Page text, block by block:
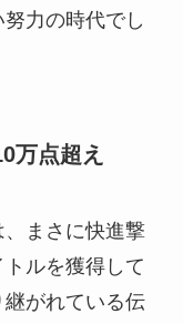
力の時代でし
万点超え
まさに快進撃
ルを獲得して
がれている伝